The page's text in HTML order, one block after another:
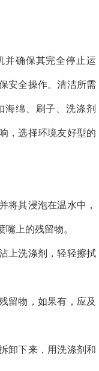
并确保其完全停止运
安全操作。清洁所需
绵、刷子、洗涤剂
，选择环境友好型的
将其浸泡在温水中，
上的残留物。
上洗涤剂，轻轻擦拭
留物，如果有，应及
卸下来，用洗涤剂和